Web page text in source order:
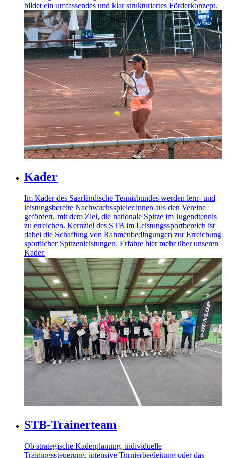
bildet ein umfassendes und klar strukturiertes Förderkonzept.
Kader
Im Kader des Saarländische Tennisbundes werden lern- und
leistungsbereite Nachwuchsspieler:innen aus den Vereine
gefördert, mit dem Ziel, die nationale Spitze im Jugendtennis
zu erreichen. Kernziel des STB im Leistungssportbereich ist
dabei die Schaffung von Rahmenbedingungen zur Erreichung
sportlicher Spitzenleistungen. Erfahre hier mehr über unseren
Kader.
STB-Trainerteam
Ob strategische Kaderplanung, individuelle
Trainingssteuerung, intensive Turnierbegleitung oder das